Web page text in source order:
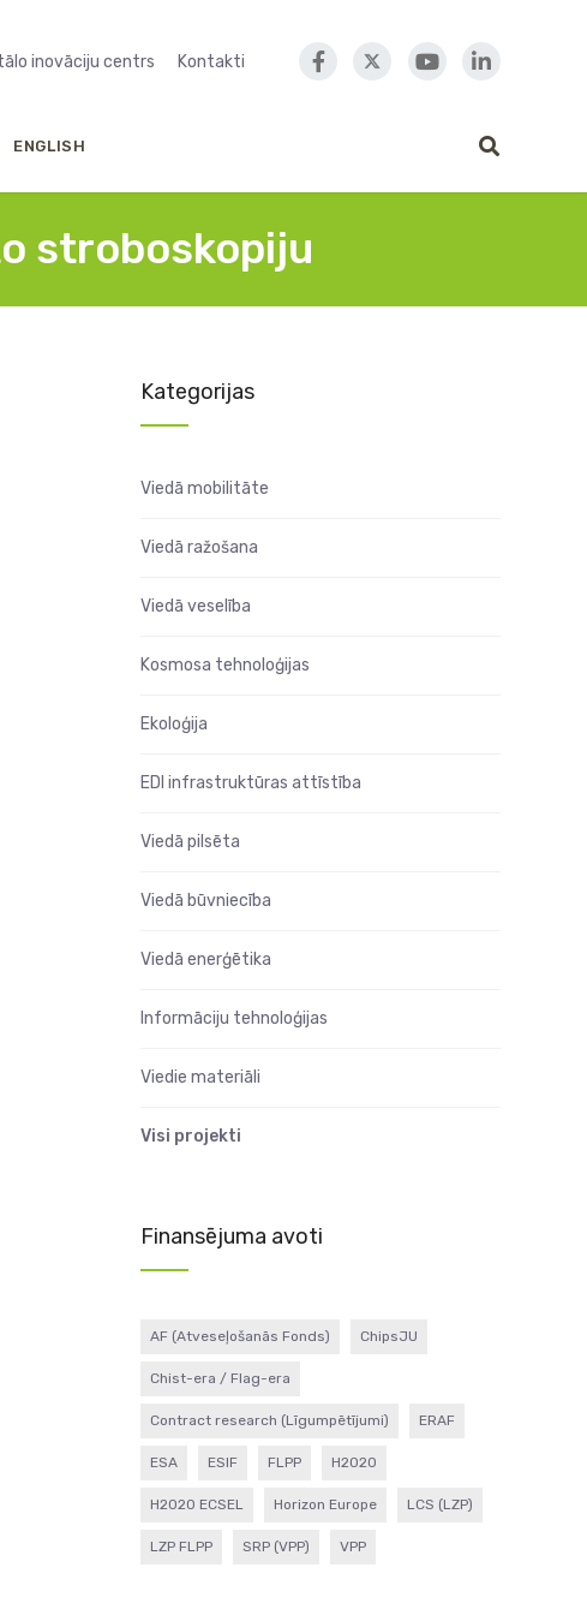
inovāciju centrs Kontakti
ENGLISH
stroboskopiju
Kategorijas
Viedā mobilitāte
Viedā ražošana
Viedā veselība
Kosmosa tehnoloģijas
Ekoloģija
EDI infrastruktūras attīstība
Viedā pilsēta
Viedā būvniecība
Viedā enerģētika
Informāciju tehnoloģijas
Viedie materiāli
Visi projekti
Finansējuma avoti
AF (Atveseļošanās Fonds) ChipsJU
Chist-era / Flag-era
Contract research (Līgumpētījumi) ERAF
ESA ESIF FLPP H2020
H2020 ECSEL Horizon Europe LCS (LZP)
LZP FLPP SRP (VPP) VPP